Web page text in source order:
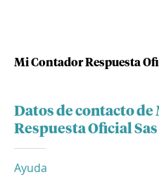
Mi Contador Respuesta
Datos de contacto
Respuesta Oficial
Ayuda